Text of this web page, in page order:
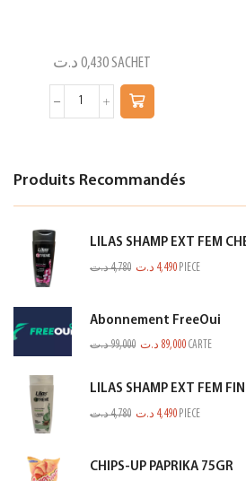
0,430 د.ت SACHET
Produits Recommandés
LILAS SHAMP EXT FEM
4,780د.ت 4,490 د.ت PIECE
Abonnement FreeOui
99,000د.ت 89,000 د.ت CARTE
4,780د.ت 4,490 د.ت PIECE
CHIPS-UP PAPRIKA 75GR